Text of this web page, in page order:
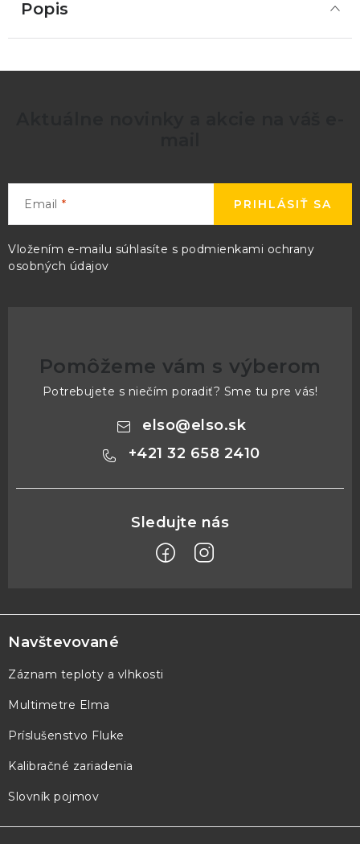
Popis
Email
Vložením e-mailu súhlasíte s podmienkami ochrany
osobných údajov
PRIHLÁSIŤ SA
Pomôžeme vám s výberom
Potrebujete s niečím poradiť? Sme tu pre vás!
elso@elso.sk
+421 32 658 2410
á
p
ä
e
Navštevované
Záznam teploty a vlhkosti
Multimetre Elma
Príslušenstvo Fluke
Kalibračné zariadenia
Slovník pojmov